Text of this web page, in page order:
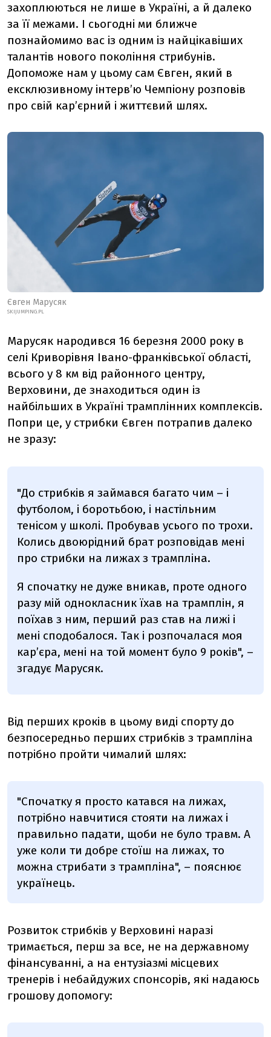
захоплюються не лише в Україні, а й далеко
за її межами. І сьогодні ми ближче
познайомимо вас із одним із найцікавіших
талантів нового покоління стрибунів.
Допоможе нам у цьому сам Євген, який в
ексклюзивному інтерв’ю Чемпіону розповів
про свій кар’єрний і життєвий шлях.
Євген Марусяк
SKIJUMPING.PL
Марусяк народився 16 березня 2000 року в
селі Криворівня Івано-франківської області,
всього у 8 км від районного центру,
Верховини, де знаходиться один із
найбільших в Україні трамплінних комплексів.
Попри це, у стрибки Євген потрапив далеко
не зразу:
"До стрибків я займався багато чим – і
футболом, і боротьбою, і настільним
тенісом у школі. Пробував усього по трохи.
Колись двоюрідний брат розповідав мені
про стрибки на лижах з трампліна.
Я спочатку не дуже вникав, проте одного
разу мій однокласник їхав на трамплін, я
поїхав з ним, перший раз став на лижі і
мені сподобалося. Так і розпочалася моя
кар’єра, мені на той момент було 9 років", –
згадує Марусяк.
Від перших кроків в цьому виді спорту до
безпосередньо перших стрибків з трампліна
потрібно пройти чималий шлях:
"Спочатку я просто катався на лижах,
потрібно навчитися стояти на лижах і
правильно падати, щоби не було травм. А
уже коли ти добре стоїш на лижах, то
можна стрибати з трампліна", – пояснює
українець.
Розвиток стрибків у Верховині наразі
тримається, перш за все, не на державному
фінансуванні, а на ентузіазмі місцевих
тренерів і небайдужих спонсорів, які надаюсь
грошову допомогу: